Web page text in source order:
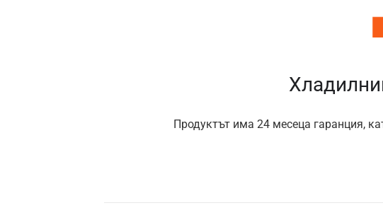
Продуктът има 24 месеца гаранция,